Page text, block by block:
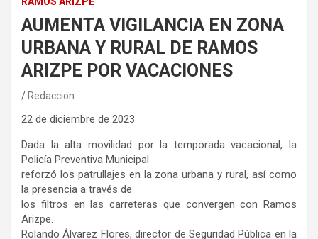
AUMENTA VIGILANCIA EN ZONA
URBANA Y RURAL DE RAMOS
ARIZPE POR VACACIONES
Redaccion
22 de diciembre de 2023
Dada la alta movilidad por la temporada vacacional, la
Policía Preventiva Municipal
reforzó los patrullajes en la zona urbana y rural, así como
la presencia a través de
los filtros en las carreteras que convergen con Ramos
Arizpe.
Rolando Álvarez Flores, director de Seguridad Pública en la